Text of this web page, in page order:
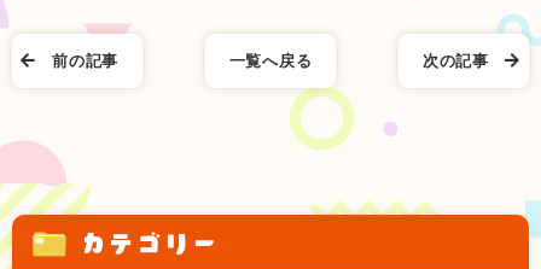
次の記事
一覧へ戻る
前の記事
カテゴリー